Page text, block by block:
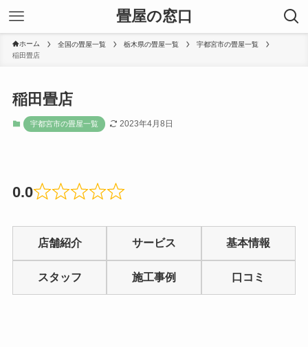
畳屋の窓口
ホーム 全国の畳屋一覧 栃木県の畳屋一覧
宇都宮市の畳屋一覧
稲田畳店
稲田畳店
宇都宮市の畳屋一覧 2023年4月8日
0.0
Rated
0
out
5
店舗紹介 サービス 基本情報
スタッフ 施工事例 口コミ